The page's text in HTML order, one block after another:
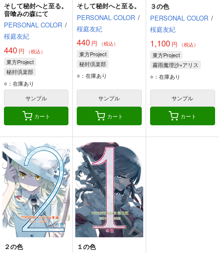
そして秘封へと至る。
音喰みの森にて
PERSONAL COLOR /
桜庭友紀
440 円 （税込）
東方Project
秘封倶楽部
宇佐見蓮子
マエリベリー・ハーン
○：在庫あり
サンプル
カート
そして秘封へと至る。
PERSONAL COLOR /
桜庭友紀
440 円 （税込）
東方Project
秘封倶楽部
宇佐見蓮子
○：在庫あり
サンプル
カート
３の色
PERSONAL COLOR /
桜庭友紀
1,100円 （税込）
東方Project
霧雨魔理沙×アリス
十六夜咲夜
マエリベリー・ハーン
○：在庫あり
サンプル
カート
２の色
１の色